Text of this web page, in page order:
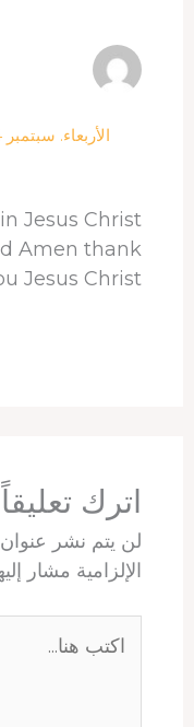
الأربعاء. سبتمبر 4, 2024 الساعة 5:08 م
Jesus Christ
Amen thank
Jesus Christ
اترك تعليقاً
لن يتم نشر عنوان
الإلزامية مشار
هنا...